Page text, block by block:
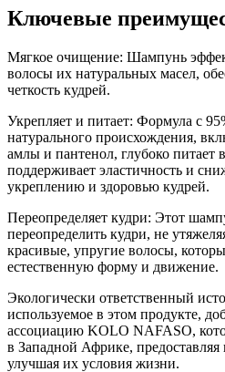
Ключевые
Мягкое очищение: Шампунь
волосы их натуральных масел,
четкость кудрей.
Укрепляет и питает: Формула с
натурального происхождения,
амлы и пантенол, глубоко питает
поддерживает эластичность и
укреплению и здоровью кудрей.
Переопределяет кудри: Этот
переопределить кудри, не
красивые, упругие волосы,
естественную форму и движение.
Экологически ответственный
используемое в этом продукте,
ассоциацию KOLO NAFASO,
в Западной Африке, предоставляя
улучшая их условия жизни.